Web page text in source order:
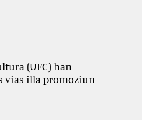
(UFC) han
vias illa promoziun